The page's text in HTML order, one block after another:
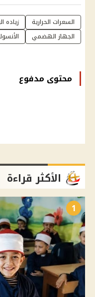
السعرات الحرارية زياده
الجهاز الهضمي
محتوى مدفوع
الأكثر قراءة
1